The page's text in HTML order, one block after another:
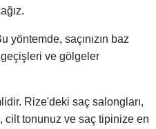
yöntemde, saçınızın baz
ve gölgeler
Rize'deki saç salongları,
cilt tonunuz ve saç tipinize en